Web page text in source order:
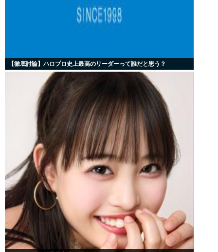
【徹底討論】ハロプロ史上最高のリーダーって誰だと思う？